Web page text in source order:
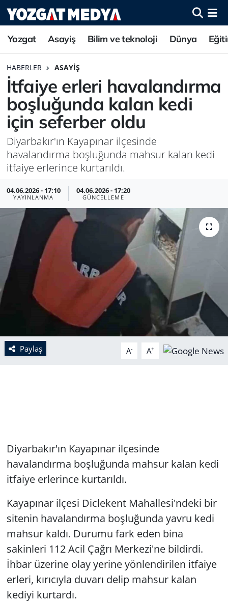
Yozgat Asayiş Bilim ve teknoloji Dünya
HABERLER ASAYIŞ
İtfaiye erleri havalandırma
boşluğunda kalan kedi
için seferber oldu
Diyarbakır'ın Kayapınar ilçesinde
havalandırma boşluğunda mahsur kalan kedi
itfaiye erlerince kurtarıldı.
04.06.2026 - 17:10
YAYINLANMA
04.06.2026 - 17:20
GÜNCELLEME
Paylaş A- A+
Diyarbakır'ın Kayapınar ilçesinde
havalandırma boşluğunda mahsur kalan kedi
itfaiye erlerince kurtarıldı.
Kayapınar ilçesi Diclekent Mahallesi'ndeki bir
sitenin havalandırma boşluğunda yavru kedi
mahsur kaldı. Durumu fark eden bina
sakinleri 112 Acil Çağrı Merkezi'ne bildirdi.
İhbar üzerine olay yerine yönlendirilen itfaiye
erleri, kırıcıyla duvarı delip mahsur kalan
kediyi kurtardı.